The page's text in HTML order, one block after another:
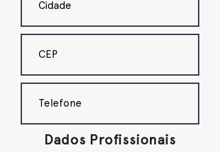
Dados Profissionais